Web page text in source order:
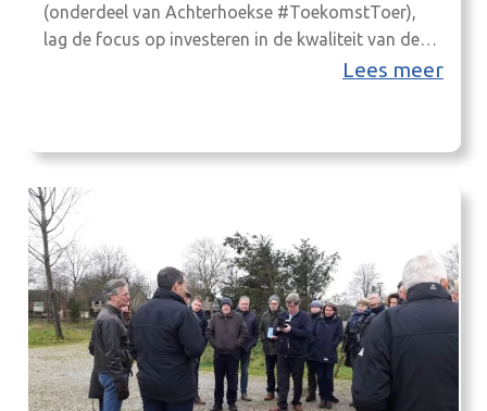
(onderdeel van Achterhoekse #ToekomstToer),
lag de focus op investeren in de kwaliteit van de
Lees meer